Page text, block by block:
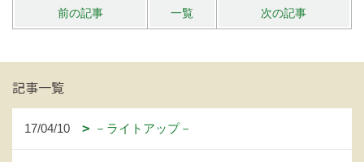
前の記事 一覧 次の記事
記事一覧
17/04/10 －ライトアップ－